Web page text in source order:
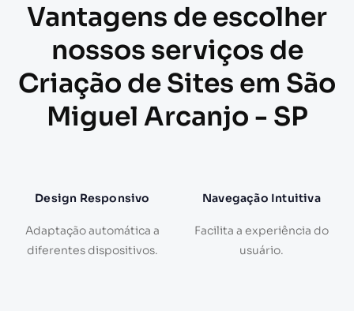
Vantagens de escolher
nossos serviços de
Criação de Sites em São
Miguel Arcanjo - SP
Design Responsivo
Adaptação automática a
diferentes dispositivos.
Navegação Intuitiva
Facilita a experiência do
usuário.